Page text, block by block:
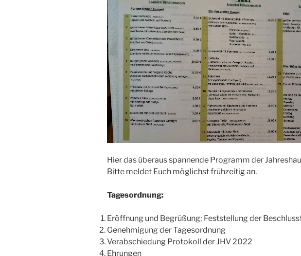
Hier das überaus spannende Programm der
Bitte meldet Euch möglichst frühzeitig an.
Tagesordnung:
Eröffnung und Begrüßung; Feststellung der
Genehmigung der Tagesordnung
Verabschiedung Protokoll der JHV 2022
Ehrungen